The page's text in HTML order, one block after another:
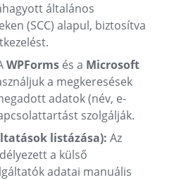
általános
(SCC) alapul, biztosítva
WPForms és a Microsoft
a megkeresések
adatok (név, e-
szolgálják.
listázása): Az
a külső
adatai manuális